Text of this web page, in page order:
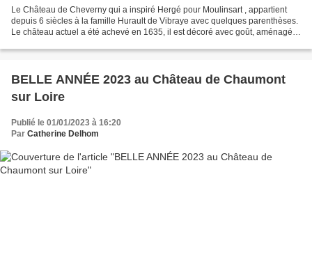
Le Château de Cheverny qui a inspiré Hergé pour Moulinsart , appartient
depuis 6 siècles à la famille Hurault de Vibraye avec quelques parenthèses.
Le château actuel a été achevé en 1635, il est décoré avec goût, aménagé
BELLE ANNÉE 2023 au Château de Chaumont
sur Loire
Publié le 01/01/2023 à 16:20
Par Catherine Delhom